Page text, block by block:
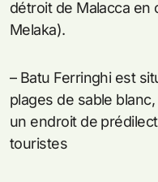
détroit de Malacca en
Melaka).
– Batu Ferringhi est
plages de sable
un endroit de
touristes